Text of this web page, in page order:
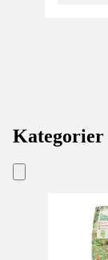
Kategorier